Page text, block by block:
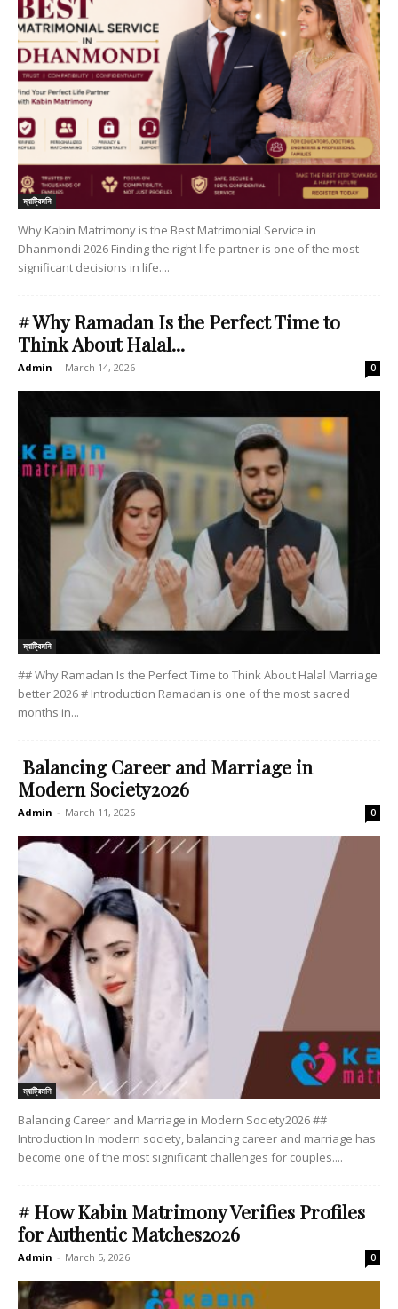
ম্যাট্রিমনি
Why Kabin Matrimony is the Best Matrimonial Service in
Dhanmondi 2026 Finding the right life partner is one of the most
significant decisions in life....
# Why Ramadan Is the Perfect Time to
Think About Halal...
Admin - March 14, 2026 0
ম্যাট্রিমনি
## Why Ramadan Is the Perfect Time to Think About Halal Marriage
better 2026 # Introduction Ramadan is one of the most sacred
months in...
Balancing Career and Marriage in
Modern Society2026
Admin - March 11, 2026 0
ম্যাট্রিমনি
Balancing Career and Marriage in Modern Society2026 ##
Introduction In modern society, balancing career and marriage has
become one of the most significant challenges for couples....
# How Kabin Matrimony Verifies Profiles
for Authentic Matches2026
Admin - March 5, 2026 0